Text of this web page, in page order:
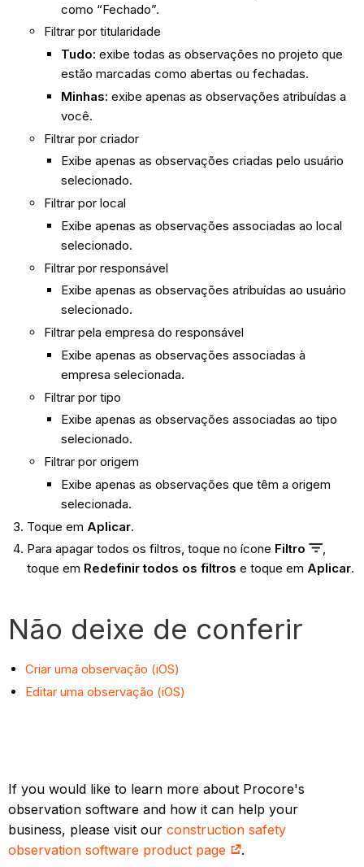
como “Fechado”.
Filtrar por titularidade
Tudo: exibe todas as observações no projeto que
estão marcadas como abertas ou fechadas.
Minhas: exibe apenas as observações atribuídas a
você.
Filtrar por criador
Exibe apenas as observações criadas pelo usuário
selecionado.
Filtrar por local
Exibe apenas as observações associadas ao local
selecionado.
Filtrar por responsável
Exibe apenas as observações atribuídas ao usuário
selecionado.
Filtrar pela empresa do responsável
Exibe apenas as observações associadas à
empresa selecionada.
Filtrar por tipo
Exibe apenas as observações associadas ao tipo
selecionado.
Filtrar por origem
Exibe apenas as observações que têm a origem
selecionada.
Toque em Aplicar.
Para apagar todos os filtros, toque no ícone Filtro
,
toque em Redefinir todos os filtros e toque em Aplicar.
Não deixe de conferir
Criar uma observação (iOS)
Editar uma observação (iOS)
If you would like to learn more about Procore's
observation software and how it can help your
business, please visit ourconstruction safety
observation software product page
.